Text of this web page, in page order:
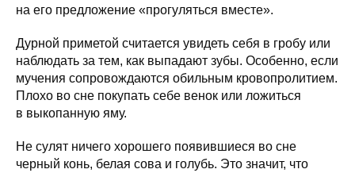
на его предложение «прогуляться вместе».
Дурной приметой считается увидеть себя в гробу или
наблюдать за тем, как выпадают зубы. Особенно, если
мучения сопровождаются обильным кровопролитием.
Плохо во сне покупать себе венок или ложиться
в выкопанную яму.
Не сулят ничего хорошего появившиеся во сне
черный конь, белая сова и голубь. Это значит, что